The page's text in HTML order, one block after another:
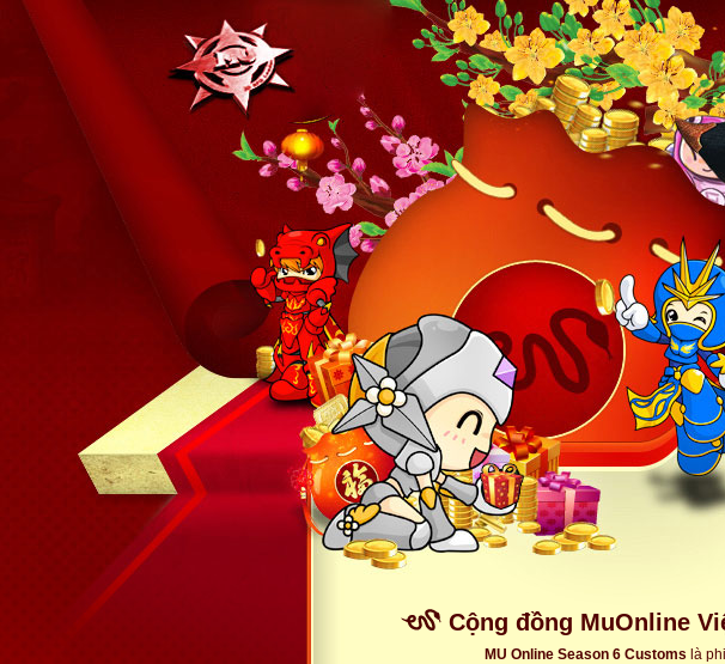
Cộng đồng MuOnline
MU Online Season 6 Customs là